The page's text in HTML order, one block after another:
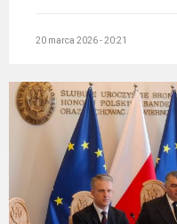
20 marca 2026 - 20:21